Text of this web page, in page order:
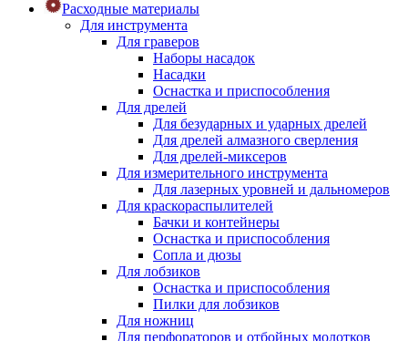
Расходные материалы
Для инструмента
Для граверов
Наборы насадок
Насадки
Оснастка и приспособления
Для дрелей
Для безударных и ударных дрелей
Для дрелей алмазного сверления
Для дрелей-миксеров
Для измерительного инструмента
Для лазерных уровней и дальномеров
Для краскораспылителей
Бачки и контейнеры
Оснастка и приспособления
Сопла и дюзы
Для лобзиков
Оснастка и приспособления
Пилки для лобзиков
Для ножниц
Для перфораторов и отбойных молотков